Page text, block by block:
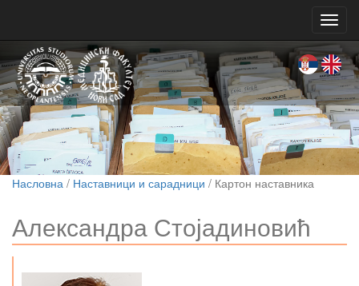
Насловна / Наставници и сарадници / Картон наставника
Александра Стојадиновић